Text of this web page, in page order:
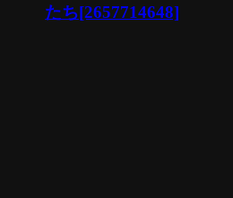
たち[2657714648]